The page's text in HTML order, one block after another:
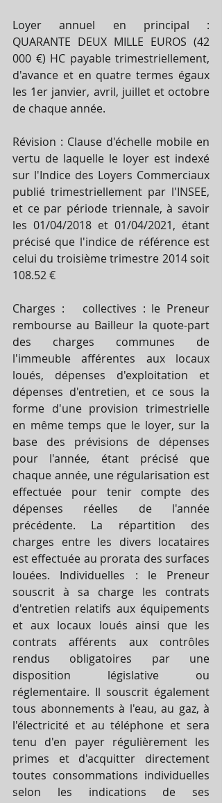
Loyer annuel en principal :
QUARANTE DEUX MILLE EUROS (42
000 €) HC payable trimestriellement,
d'avance et en quatre termes égaux
les 1er janvier, avril, juillet et octobre
de chaque année.
Révision : Clause d'échelle mobile en
vertu de laquelle le loyer est indexé
sur l'Indice des Loyers Commerciaux
publié trimestriellement par l'INSEE,
et ce par période triennale, à savoir
les 01/04/2018 et 01/04/2021, étant
précisé que l'indice de référence est
celui du troisième trimestre 2014 soit
108.52 €
Charges :   collectives : le Preneur
rembourse au Bailleur la quote-part
des charges communes de
l'immeuble afférentes aux locaux
loués, dépenses d'exploitation et
dépenses d'entretien, et ce sous la
forme d'une provision trimestrielle
en même temps que le loyer, sur la
base des prévisions de dépenses
pour l'année, étant précisé que
chaque année, une régularisation est
effectuée pour tenir compte des
dépenses réelles de l'année
précédente. La répartition des
charges entre les divers locataires
est effectuée au prorata des surfaces
louées. Individuelles : le Preneur
souscrit à sa charge les contrats
d'entretien relatifs aux équipements
et aux locaux loués ainsi que les
contrats afférents aux contrôles
rendus obligatoires par une
disposition législative ou
réglementaire. Il souscrit également
tous abonnements à l'eau, au gaz, à
l'électricité et au téléphone et sera
tenu d'en payer régulièrement les
primes et d'acquitter directement
toutes consommations individuelles
selon les indications de ses